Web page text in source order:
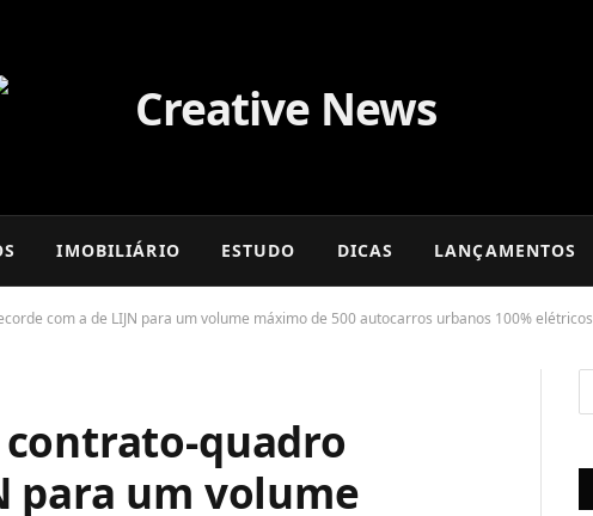
IMOBILIÁRIO ESTUDO DICAS LANÇAMENTOS
com a de LIJN para um volume máximo de 500 autocarros urbanos 100% elétricos
contrato-quadro
para um volume